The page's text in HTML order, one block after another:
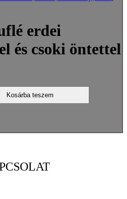
erdei
és csoki öntettel
Kosárba teszem